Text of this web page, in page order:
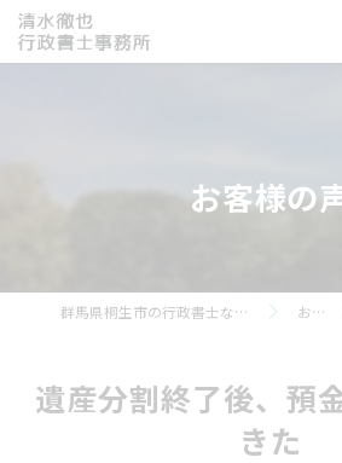
お客様の
群馬県桐生市の行政書士なら清水徹也行政書士事務所 お客様の声
遺産分割終了後、預
きた